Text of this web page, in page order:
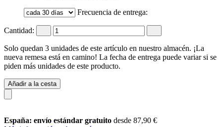
Frecuencia de entrega:
Cantidad:
Solo quedan 3 unidades de este artículo en nuestro almacén. ¡La
nueva remesa está en camino! La fecha de entrega puede variar si se
piden más unidades de este producto.
Añadir a la cesta
España: envío estándar gratuito desde 87,90 €